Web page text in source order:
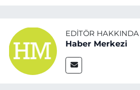
EDITÖR HAKKINDA
Haber Merkezi